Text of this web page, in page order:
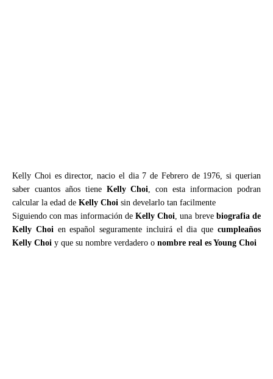
Kelly Choi es director, nacio el dia 7 de Febrero de 1976, si querian
saber cuantos años tiene Kelly Choi, con esta informacion podran
calcular la edad de Kelly Choi sin develarlo tan facilmente
Siguiendo con mas información de Kelly Choi, una breve biografia de
Kelly Choien español seguramente incluirá el dia quecumpleaños
Kelly Choi y que su nombre verdadero o nombre real es Young Choi